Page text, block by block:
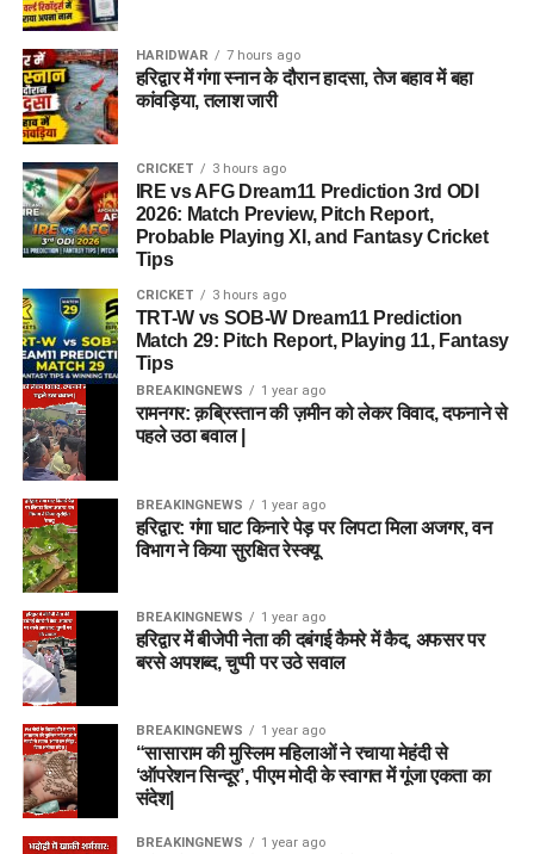
HARIDWAR 7 hours ago
हरिद्वार में गंगा स्नान के दौरान हादसा, तेज बहाव में बहा
कांवड़िया, तलाश जारी
CRICKET 3 hours ago
IRE vs AFG Dream11 Prediction 3rd ODI
2026: Match Preview, Pitch Report,
Probable Playing XI, and Fantasy Cricket
Tips
CRICKET 3 hours ago
TRT-W vs SOB-W Dream11 Prediction
Match 29: Pitch Report, Playing 11, Fantasy
Tips
BREAKINGNEWS 1 year ago
रामनगर: क़ब्रिस्तान की ज़मीन को लेकर विवाद, दफनाने से
पहले उठा बवाल |
BREAKINGNEWS 1 year ago
हरिद्वार: गंगा घाट किनारे पेड़ पर लिपटा मिला अजगर, वन
विभाग ने किया सुरक्षित रेस्क्यू
BREAKINGNEWS 1 year ago
हरिद्वार में बीजेपी नेता की दबंगई कैमरे में कैद, अफसर पर
बरसे अपशब्द, चुप्पी पर उठे सवाल
BREAKINGNEWS 1 year ago
“सासाराम की मुस्लिम महिलाओं ने रचाया मेहंदी से
‘ऑपरेशन सिन्दूर’, पीएम मोदी के स्वागत में गूंजा एकता का
संदेश|
BREAKINGNEWS 1 year ago